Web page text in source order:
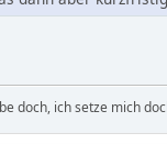
doch, ich setze mich